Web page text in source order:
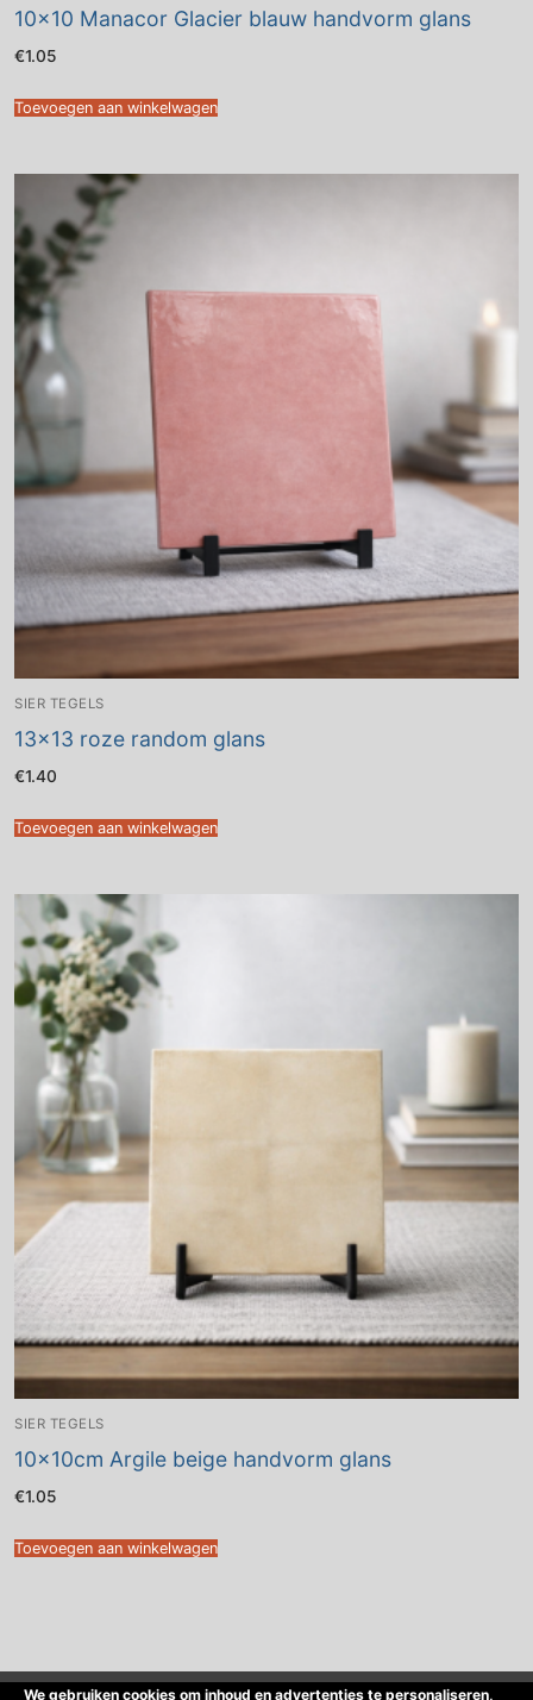
10×10 Manacor Glacier blauw handvorm glans
€1.05
Toevoegen aan winkelwagen
SIER TEGELS
13×13 roze random glans
€1.40
Toevoegen aan winkelwagen
SIER TEGELS
10x10cm Argile beige handvorm glans
€1.05
Toevoegen aan winkelwagen
We gebruiken cookies om inhoud en advertenties te personaliseren,